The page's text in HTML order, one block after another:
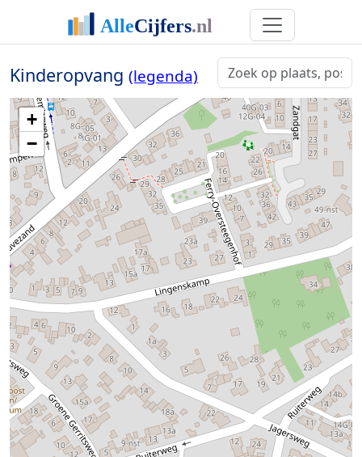
Kinderopvang (legenda)
+
−